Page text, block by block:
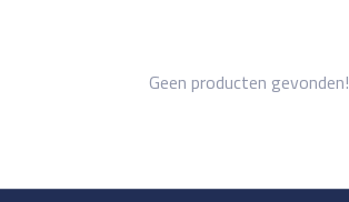
Geen producten gevonden!